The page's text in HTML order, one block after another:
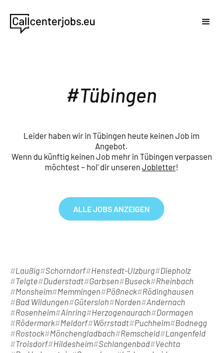
Tübingen
Leider haben wir in Tübingen heute keinen Job im
Angebot.
Wenn du künftig keinen Job mehr in Tübingen verpassen
möchtest – hol' dir unseren Jobletter!
ALLE JOBS ANZEIGEN
Laußig Schorndorf Henstedt-Ulzburg Diepholz
Telgte
Duderstadt Garbsen Buseck Rheinbach
Monsheim Memmingen Pößneck Rödinghausen
Bad Wildungen
Gütersloh Norden Andernach
Rosenheim Ainring Herzogenaurach
Dormagen
Rödermark Meldorf Wörrstadt Puchheim Bodnegg
Rostock Mönchengladbach Remscheid Langenfeld
Troisdorf Hildesheim Schlangenbad Vechta